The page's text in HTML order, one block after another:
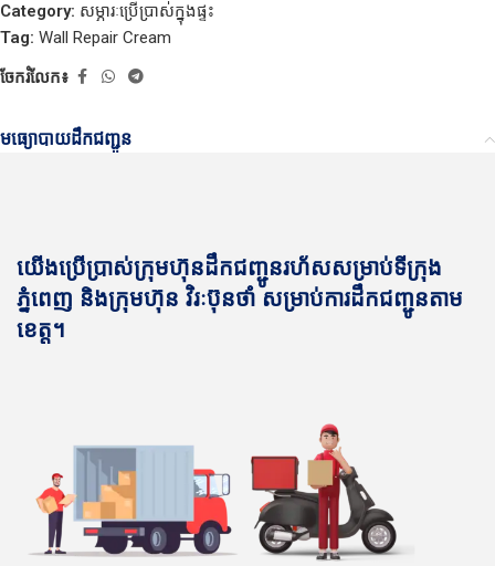
Category: សម្ភារៈប្រើប្រាស់ក្នុងផ្ទះ
Tag: Wall Repair Cream
ចែករំលែក៖
មធ្យោបាយដឹកជញ្ជូន
យើងប្រើប្រាស់ក្រុមហ៊ុនដឹកជញ្ជូនរហ័សសម្រាប់ទីក្រុង
ភ្នំពេញ និងក្រុមហ៊ុន វិរៈប៊ុនថាំ សម្រាប់ការដឹកជញ្ជូនតាម
ខេត្ត។